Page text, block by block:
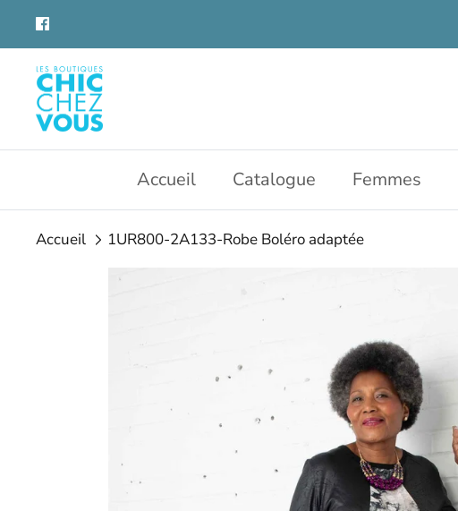
Aller
contenu
Accueil Catalogue Femmes
Accueil 1UR800-2A133-Robe Boléro adaptée